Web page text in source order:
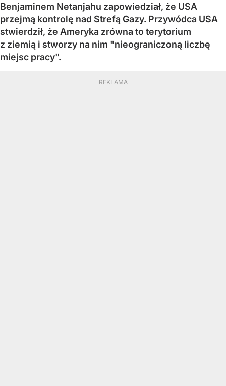
Benjaminem Netanjahu zapowiedział, że USA
przejmą kontrolę nad Strefą Gazy. Przywódca USA
stwierdził, że Ameryka zrówna to terytorium
z ziemią i stworzy na nim "nieograniczoną liczbę
miejsc pracy".